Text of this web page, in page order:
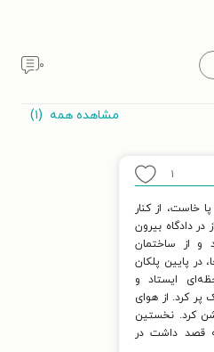
۰
مشاهده همه (۱)
۱
خاست، از کنار
دادگاه بیرون
و از ساختمان
در پایین پلکان
ایستاد و
کرد. از هوای
کرد. نخستین
قصد داشت در